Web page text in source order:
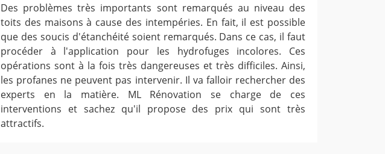
Des problèmes très importants sont remarqués au niveau des
toits des maisons à cause des intempéries. En fait, il est possible
que des soucis d'étanchéité soient remarqués. Dans ce cas, il faut
procéder à l'application pour les hydrofuges incolores. Ces
opérations sont à la fois très dangereuses et très difficiles. Ainsi,
les profanes ne peuvent pas intervenir. Il va falloir rechercher des
experts en la matière. ML Rénovation se charge de ces
interventions et sachez qu'il propose des prix qui sont très
attractifs.